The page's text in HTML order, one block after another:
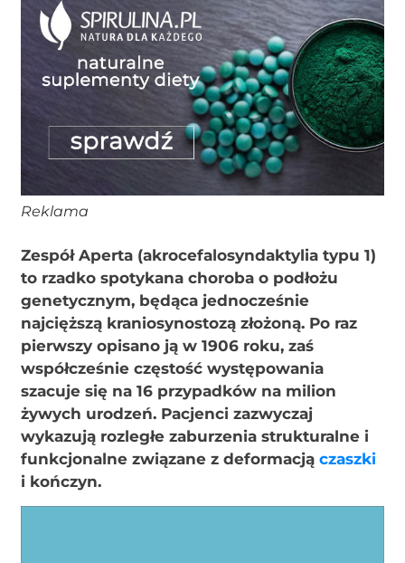
Reklama
Zespół Aperta (akrocefalosyndaktylia typu 1)
to rzadko spotykana choroba o podłożu
genetycznym, będąca jednocześnie
najcięższą kraniosynostozą złożoną. Po raz
pierwszy opisano ją w 1906 roku, zaś
współcześnie częstość występowania
szacuje się na 16 przypadków na milion
żywych urodzeń. Pacjenci zazwyczaj
wykazują rozległe zaburzenia strukturalne i
funkcjonalne związane z deformacjączaszki
i kończyn.